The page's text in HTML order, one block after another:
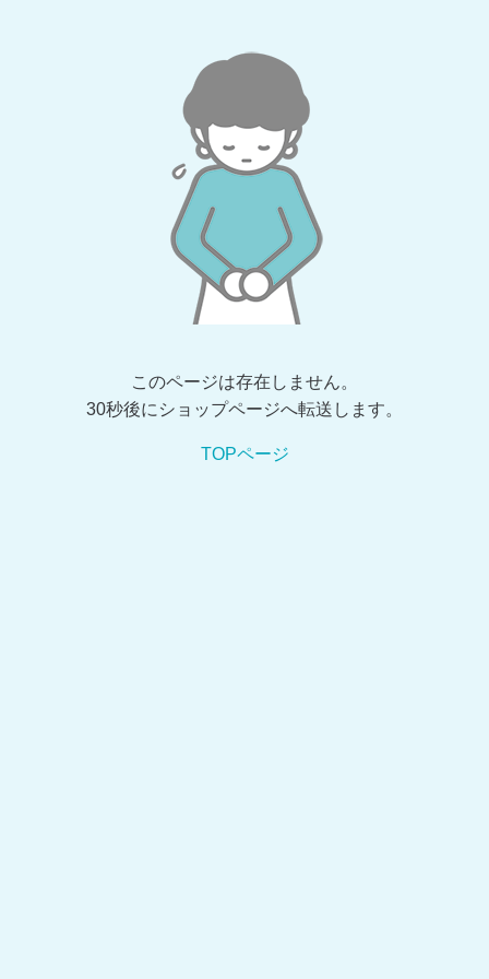
このページは存在しません。
30秒後にショップページへ転送します。
TOPページ